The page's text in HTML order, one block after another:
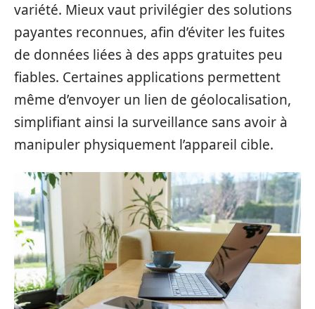
variété. Mieux vaut privilégier des solutions
payantes reconnues, afin d’éviter les fuites
de données liées à des apps gratuites peu
fiables. Certaines applications permettent
même d’envoyer un lien de géolocalisation,
simplifiant ainsi la surveillance sans avoir à
manipuler physiquement l’appareil cible.